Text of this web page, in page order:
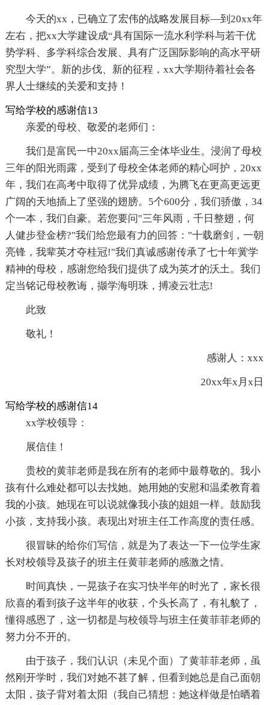
今天的xx，已确立了宏伟的战略发展目标―到20xx年
左右，把xx大学建设成“具有国际一流水利学科与若干优
势学科、多学科综合发展、具有广泛国际影响的高水平研
究型大学”。新的步伐、新的征程，xx大学期待着社会各
界人士继续的关爱和支持！
写给学校的感谢信13
亲爱的母校、敬爱的老师们：
我们是富民一中20xx届高三全体毕业生。浸润了母校
三年的阳光雨露，受到了母校全体老师的精心呵护，20xx
年，我们在高考中取得了优异成绩，为腾飞在更高更远更
广阔的天地插上了坚强的翅膀。5个600分，我们骄傲，34
个一本，我们自豪。若您要问"三年风雨，千日整翅，何
人健步登金榜?"我们给您最有力的回答："十载磨剑，一朝
亮锋，我辈英才夺桂冠!"我们真诚感谢传承了七十年黉学
精神的母校，感谢您给我们提供了成为英才的沃土。我们
定当铭记母校教诲，撷学海明珠，搏凌云壮志!
此致
敬礼！
感谢人：xxx
20xx年x月x日
写给学校的感谢信14
xx学校领导：
展信佳！
贵校的黄菲老师是我在所有的老师中最尊敬的。我小
孩有什么难处都可以去找她。她用她的安慰和温柔教育着
我的小孩。她现在可以说就像我小孩的姐姐一样。鼓励我
小孩，支持我小孩。表现出对班主任工作高度的责任感。
很冒昧的给你们写信，就是为了表达一下一位学生家
长对校领导及孩子的班主任黄菲老师的感激之情。
时间真快，一晃孩子在实习快半年的时光了，家长很
欣喜的看到孩子这半年的收获，个头长高了，有礼貌了，
懂得感恩了，这一切都是与校领导与班主任黄菲菲老师的
努力分不开的。
由于孩子，我们认识（未见个面）了黄菲菲老师，虽
然刚开学时，我们对她不甚了解，但看到她总是自己面朝
太阳，孩子背对着太阳（我自己猜想：她这样做是怕晒着